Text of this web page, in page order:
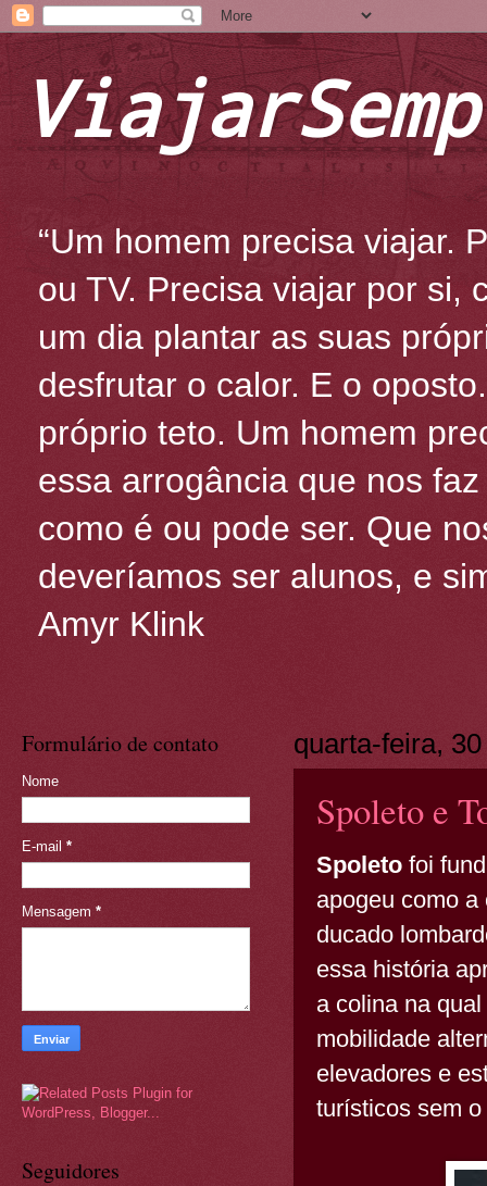
“Um homem precisa viajar.
ou TV. Precisa viajar por si,
um dia plantar as suas
desfrutar o calor. E o
próprio teto. Um homem
essa arrogância que nos
como é ou pode ser. Que
deveríamos ser alunos, e
Amyr Klink
quarta-feira,
Spoleto e
Spoleto foi
apogeu como
ducado
essa história
a colina na
mobilidade
elevadores e
turísticos sem
Formulário de contato
Nome
E-mail *
Mensagem *
Seguidores